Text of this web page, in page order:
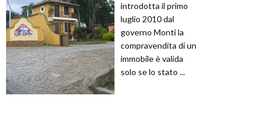
introdotta il primo
luglio 2010 dal
governo Monti la
compravendita di un
immobile è valida
solo se lo stato ...